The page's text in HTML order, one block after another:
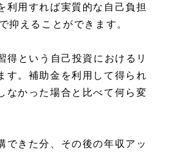
利用すれば実質的な自己負担
抑えることができます。
得という自己投資におけるリ
す。補助金を利用して得られ
なかった場合と比べて何ら変
できた分、その後の年収アッ